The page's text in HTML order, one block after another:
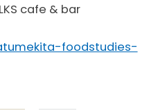
cafe & bar
foodstudies-